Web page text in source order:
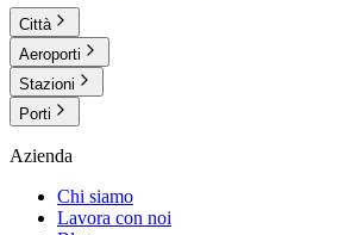
Città
Aeroporti
Stazioni
Porti
Azienda
Chi siamo
Lavora con noi